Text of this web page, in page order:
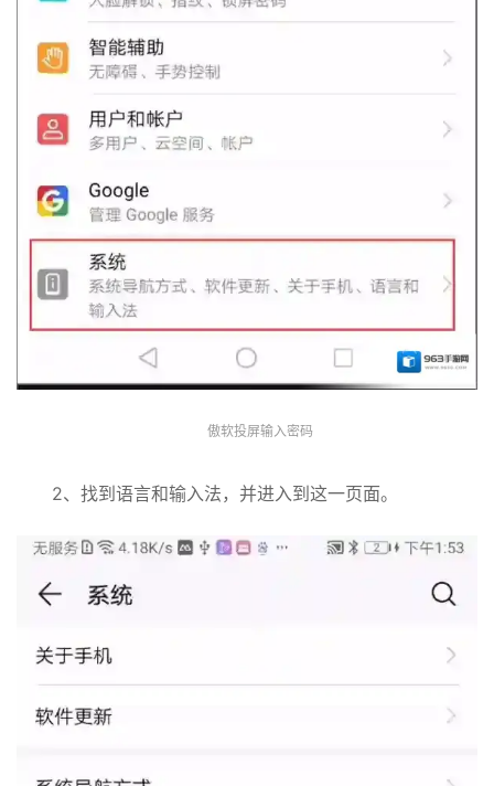
傲软投屏输入密码
2、找到语言和输入法，并进入到这一页面。